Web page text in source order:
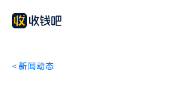
<新闻动态